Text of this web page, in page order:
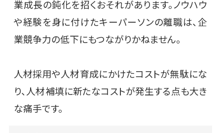
業成長の鈍化を招くおそれがあります。ノウハウ
や経験を身に付けたキーパーソンの離職は、企
業競争力の低下にもつながりかねません。
人材採用や人材育成にかけたコストが無駄にな
り、人材補填に新たなコストが発生する点も大き
な痛手です。